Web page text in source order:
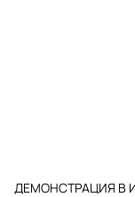
ДЕМОНСТРАЦИЯ В